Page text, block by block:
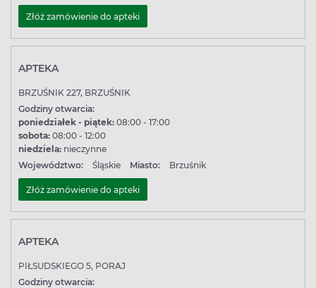
Złóż zamówienie do apteki
APTEKA
BRZUŚNIK 227, BRZUŚNIK
Godziny otwarcia:
poniedziałek - piątek: 08:00 - 17:00
sobota: 08:00 - 12:00
niedziela: nieczynne
Województwo:
Śląskie Miasto: Brzuśnik
Złóż zamówienie do apteki
APTEKA
PIŁSUDSKIEGO 5, PORAJ
Godziny otwarcia: